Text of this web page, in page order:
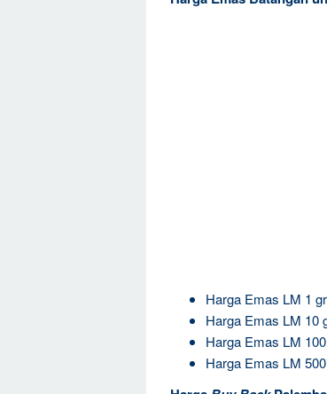
Harga Emas LM 1
Harga Emas LM 10
Harga Emas LM
Harga Emas LM